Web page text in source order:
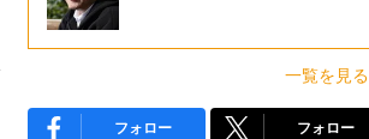
一覧を見る
フォロー フォロー